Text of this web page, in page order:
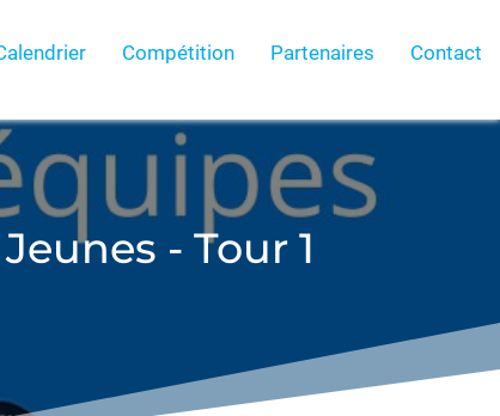
Compétition Partenaires Contact
- Tour 1